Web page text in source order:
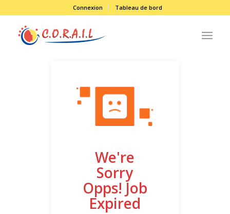
Connexion Tableau de bord
We're
Sorry
Opps! Job
Expired